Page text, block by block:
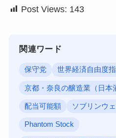
Post Views: 143
関連ワード
保守党 世界経済自由度
京都・奈良の醸造業（日本
配当可能額 ソブリンウ
Phantom Stock